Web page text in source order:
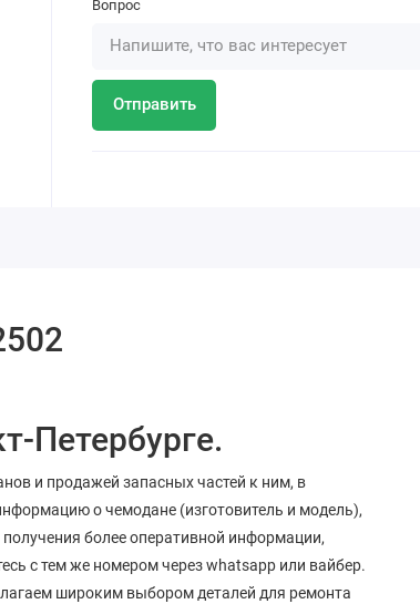
Вопрос
Отправить
Петербурге.
и продажей запасных частей к ним, в
о чемодане (изготовитель и модель),
более оперативной информации,
с тем же номером через whatsapp или вайбер.
широким выбором деталей для ремонта